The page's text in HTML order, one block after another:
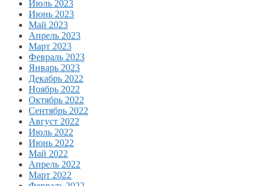
Июль 2023
Июнь 2023
Май 2023
Апрель 2023
Март 2023
Февраль 2023
Январь 2023
Декабрь 2022
Ноябрь 2022
Октябрь 2022
Сентябрь 2022
Август 2022
Июль 2022
Июнь 2022
Май 2022
Апрель 2022
Март 2022